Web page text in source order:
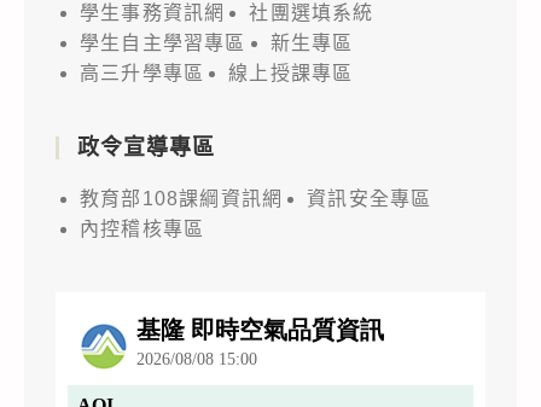
學生事務資訊網
社團選填系統
學生自主學習專區
新生專區
高三升學專區
線上授課專區
政令宣導專區
教育部108課綱資訊網
資訊安全專區
內控稽核專區